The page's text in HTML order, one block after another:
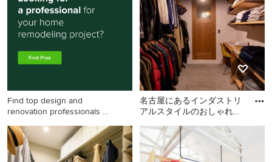
ークインクローゼット (オー
プンシェルフ、濃色木目調
キャビネット、淡色無垢フ
ローリング) の写真
ンクローゼット (オープンシ
ェルフ、黒いキャビネッ
ト、コンクリートの床、グ
レーの床) の写真
Find top design and
renovation professionals on
名古屋にあるインダストリ
アルスタイルのおしゃれな
名古屋にあるインダストリ
アルスタイルのおしゃれな
収納・クローゼットの写真